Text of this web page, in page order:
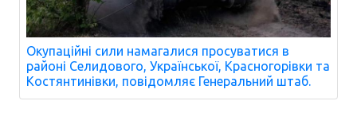
Окупаційні сили намагалися просуватися в
районі Селидового, Української, Красногорівки та
Костянтинівки, повідомляє Генеральний штаб.